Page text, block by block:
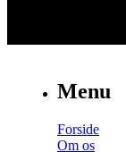
Menu
Forside
Om os